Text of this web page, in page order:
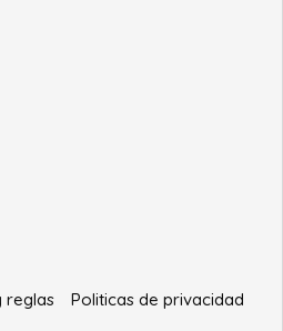
reglas
Politicas de privacidad